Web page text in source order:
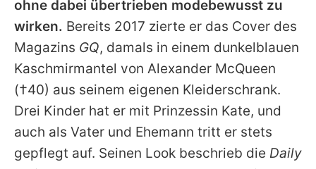
ohne dabei übertrieben modebewusst zu
wirken. Bereits 2017 zierte er das Cover des
Magazins GQ, damals in einem dunkelblauen
Kaschmirmantel von Alexander McQueen
(†40) aus seinem eigenen Kleiderschrank.
Drei Kinder hat er mit Prinzessin Kate, und
auch als Vater und Ehemann tritt er stets
gepflegt auf. Seinen Look beschrieb die Daily